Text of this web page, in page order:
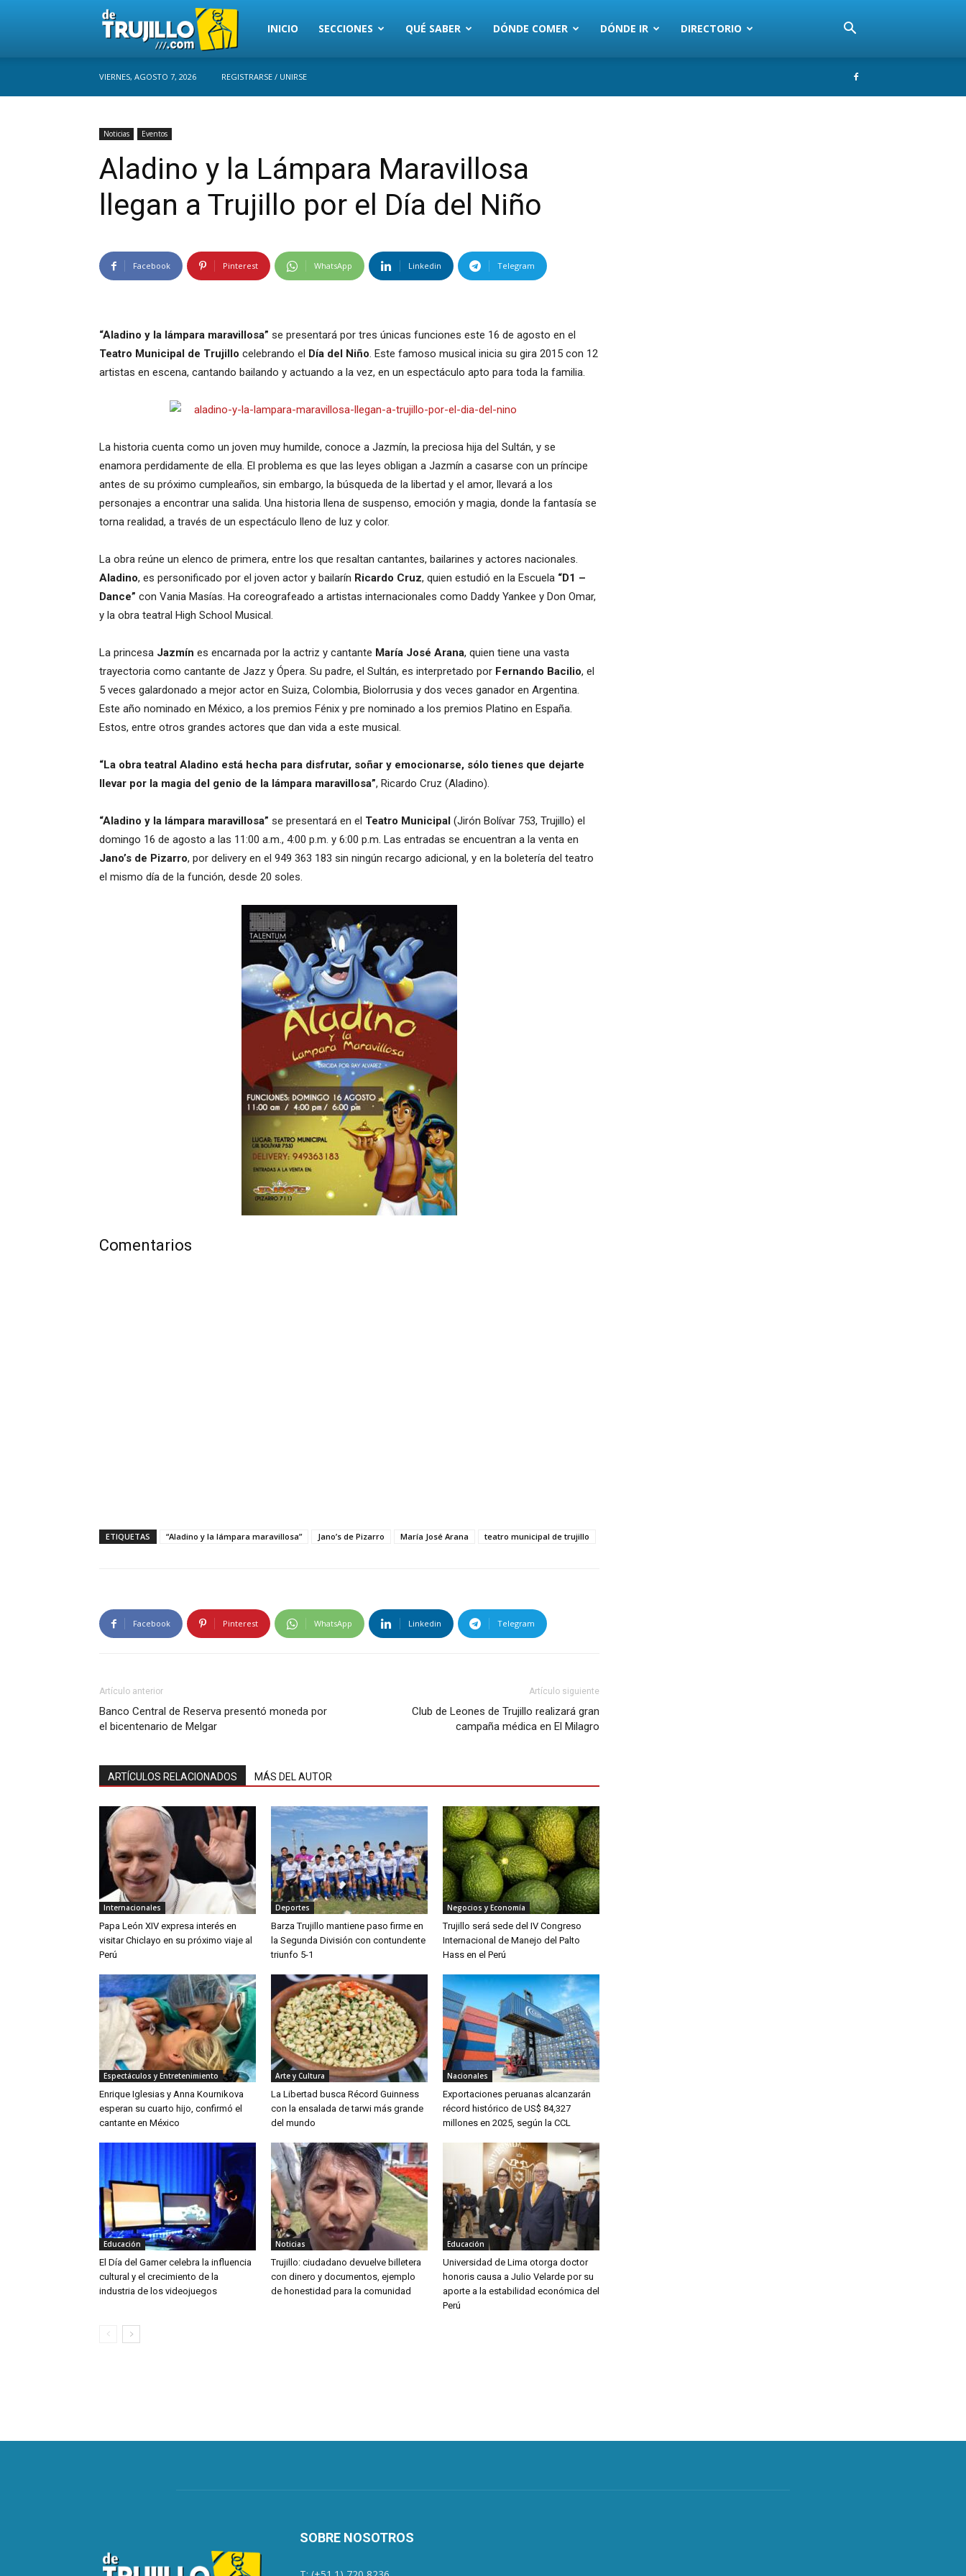
Trujillo
INICIO SECCIONES QUÉ SABER DÓNDE COMER DÓNDE IR DIRECTORIO
VIERNES, AGOSTO 7, 2026 REGISTRARSE / UNIRSE
Noticias Eventos
Aladino y la Lámpara Maravillosa
llegan a Trujillo por el Día del Niño
Facebook Pinterest WhatsApp Linkedin Telegram
“Aladino y la lámpara maravillosa” se presentará por tres únicas funciones este 16 de agosto en el
Teatro Municipal de Trujillo celebrando el Día del Niño. Este famoso musical inicia su gira 2015 con 12
artistas en escena, cantando bailando y actuando a la vez, en un espectáculo apto para toda la familia.
La historia cuenta como un joven muy humilde, conoce a Jazmín, la preciosa hija del Sultán, y se
enamora perdidamente de ella. El problema es que las leyes obligan a Jazmín a casarse con un príncipe
antes de su próximo cumpleaños, sin embargo, la búsqueda de la libertad y el amor, llevará a los
personajes a encontrar una salida. Una historia llena de suspenso, emoción y magia, donde la fantasía se
torna realidad, a través de un espectáculo lleno de luz y color.
La obra reúne un elenco de primera, entre los que resaltan cantantes, bailarines y actores nacionales.
Aladino, es personificado por el joven actor y bailarín Ricardo Cruz, quien estudió en la Escuela “D1 –
Dance” con Vania Masías. Ha coreografeado a artistas internacionales como Daddy Yankee y Don Omar,
y la obra teatral High School Musical.
La princesa Jazmín es encarnada por la actriz y cantante María José Arana, quien tiene una vasta
trayectoria como cantante de Jazz y Ópera. Su padre, el Sultán, es interpretado por Fernando Bacilio, el
5 veces galardonado a mejor actor en Suiza, Colombia, Biolorrusia y dos veces ganador en Argentina.
Este año nominado en México, a los premios Fénix y pre nominado a los premios Platino en España.
Estos, entre otros grandes actores que dan vida a este musical.
“La obra teatral Aladino está hecha para disfrutar, soñar y emocionarse, sólo tienes que dejarte
llevar por la magia del genio de la lámpara maravillosa”, Ricardo Cruz (Aladino).
“Aladino y la lámpara maravillosa” se presentará en el Teatro Municipal (Jirón Bolívar 753, Trujillo) el
domingo 16 de agosto a las 11:00 a.m., 4:00 p.m. y 6:00 p.m. Las entradas se encuentran a la venta en
Jano’s de Pizarro, por delivery en el 949 363 183 sin ningún recargo adicional, y en la boletería del teatro
el mismo día de la función, desde 20 soles.
Comentarios
ETIQUETAS “Aladino y la lámpara maravillosa” Jano’s de Pizarro María José Arana teatro municipal de trujillo
Facebook Pinterest WhatsApp Linkedin Telegram
Artículo anterior
Banco Central de Reserva presentó moneda por
el bicentenario de Melgar
Artículo siguiente
Club de Leones de Trujillo realizará gran
campaña médica en El Milagro
ARTÍCULOS RELACIONADOS MÁS DEL AUTOR
Internacionales
Papa León XIV expresa interés en
visitar Chiclayo en su próximo viaje al
Perú
Deportes
Barza Trujillo mantiene paso firme en
la Segunda División con contundente
triunfo 5-1
Negocios y Economía
Trujillo será sede del IV Congreso
Internacional de Manejo del Palto
Hass en el Perú
Espectáculos y Entretenimiento
Enrique Iglesias y Anna Kournikova
esperan su cuarto hijo, confirmó el
cantante en México
Arte y Cultura
La Libertad busca Récord Guinness
con la ensalada de tarwi más grande
del mundo
Nacionales
Exportaciones peruanas alcanzarán
récord histórico de US$ 84,327
millones en 2025, según la CCL
Educación
El Día del Gamer celebra la influencia
cultural y el crecimiento de la
industria de los videojuegos
Noticias
Trujillo: ciudadano devuelve billetera
con dinero y documentos, ejemplo
de honestidad para la comunidad
Educación
Universidad de Lima otorga doctor
honoris causa a Julio Velarde por su
aporte a la estabilidad económica del
Perú
SOBRE NOSOTROS